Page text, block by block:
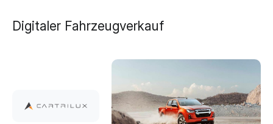
Web Analytics & Reporting
Digitaler Fahrzeugverkauf